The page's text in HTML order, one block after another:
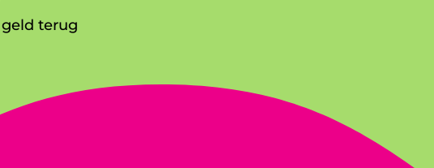
terug